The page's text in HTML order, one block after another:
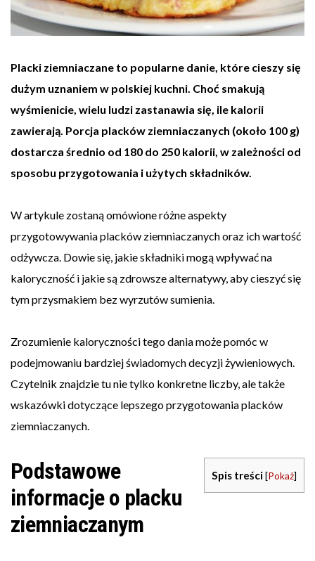
Placki ziemniaczane to popularne danie, które cieszy się
dużym uznaniem w polskiej kuchni. Choć smakują
wyśmienicie, wielu ludzi zastanawia się, ile kalorii
zawierają. Porcja placków ziemniaczanych (około 100 g)
dostarcza średnio od 180 do 250 kalorii, w zależności od
sposobu przygotowania i użytych składników.
W artykule zostaną omówione różne aspekty
przygotowywania placków ziemniaczanych oraz ich wartość
odżywcza. Dowie się, jakie składniki mogą wpływać na
kaloryczność i jakie są zdrowsze alternatywy, aby cieszyć się
tym przysmakiem bez wyrzutów sumienia.
Zrozumienie kaloryczności tego dania może pomóc w
podejmowaniu bardziej świadomych decyzji żywieniowych.
Czytelnik znajdzie tu nie tylko konkretne liczby, ale także
wskazówki dotyczące lepszego przygotowania placków
ziemniaczanych.
Spis treści[Pokaż]
Podstawowe
informacje o placku
ziemniaczanym